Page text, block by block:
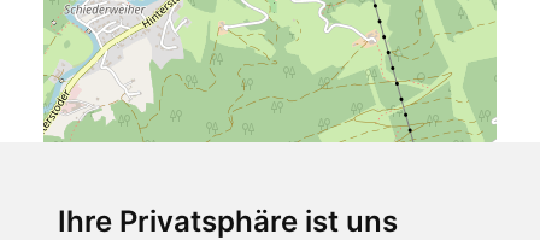
Ihre Privatsphäre ist uns